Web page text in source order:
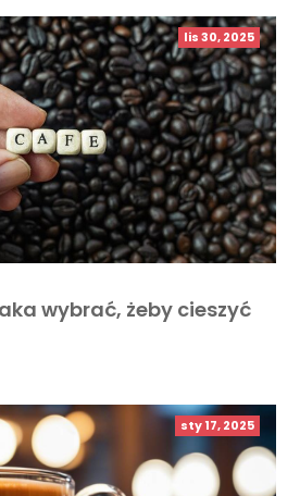
lis 30, 2025
wybrać, żeby cieszyć
sty 17, 2025